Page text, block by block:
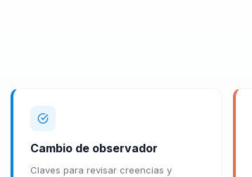
Cambio de observador
Claves para revisar creencias y